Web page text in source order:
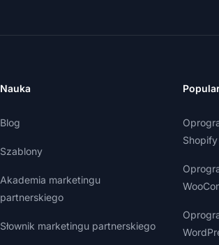
Nauka
Blog
Szablony
Akademia marketingu
partnerskiego
Słownik marketingu partnerskiego
Shopify